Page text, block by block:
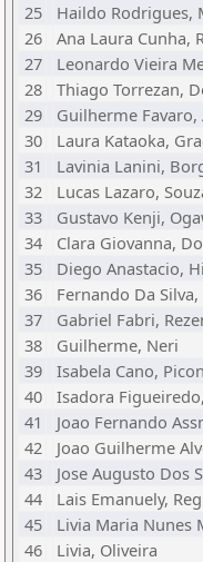
25
Haildo Rodrigues,
26
Ana Laura Cunha,
27
Leonardo Vieira
28
Thiago Torrezan,
29
Guilherme Favaro,
30
Laura Kataoka,
31
Lavinia Lanini,
32
Lucas Lazaro,
33
Gustavo Kenji,
34
Clara Giovanna,
35
Diego Anastacio,
36
Fernando Da
37
Gabriel Fabri,
38
Guilherme, Neri
39
Isabela Cano,
40
Isadora
41
Joao Fernando
42
Joao Guilherme
43
Jose Augusto Dos
44
Lais Emanuely,
45
Livia Maria Nunes
46
Livia, Oliveira